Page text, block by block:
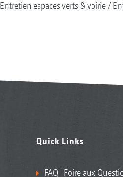
Entretien espaces verts & voirie
Quick Links
FAQ | Foire aux